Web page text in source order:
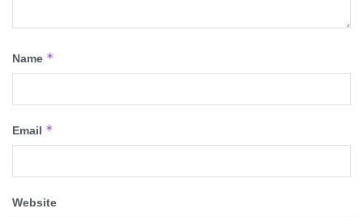
Name *
Email *
Website